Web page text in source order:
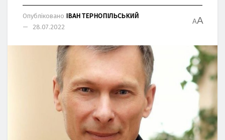
Опубліковано ІВАН ТЕРНОПІЛЬСЬКИЙ
28.07.2022
AA